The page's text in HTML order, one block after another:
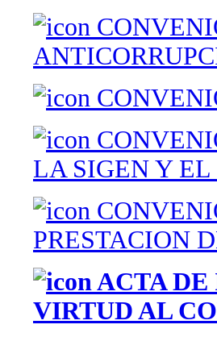
LA SIGEN Y EL
PRESTACION
ACTA DE
VIRTUD AL